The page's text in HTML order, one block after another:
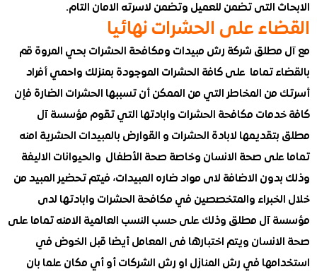
التى تضمن للعميل وتضمن لاسرته الامان التام.
على الحشرات نهائيا
شركة رش مبيدات ومكافحة الحشرات بحي المروة قم
تماما على كافة الحشرات الموجودة بمنزلك واحمي أفراد
المخاطر التي من الممكن أن تسببها الحشرات الضارة فإن
مكافحة الحشرات وابادتها التي تقوم مؤسسة آل
لابادة الحشرات و القوارض بالمبيدات الحشرية امنه
صحة الانسان وخاصة صحة الأطفال والحيوانات الاليفة
الاضافة لاى مواد ضاره المبيدات، فيتم تحضير المبيد من
والمتخصصين في مكافحة الحشرات وابادتها لدى
مطلق وذلك على حسب النسب العالمية الامنه تماما على
ويتم اختبارها فى المعامل أيضا قبل الخوض في
في رش المنازل او رش الشركات أو أي مكان علما بان